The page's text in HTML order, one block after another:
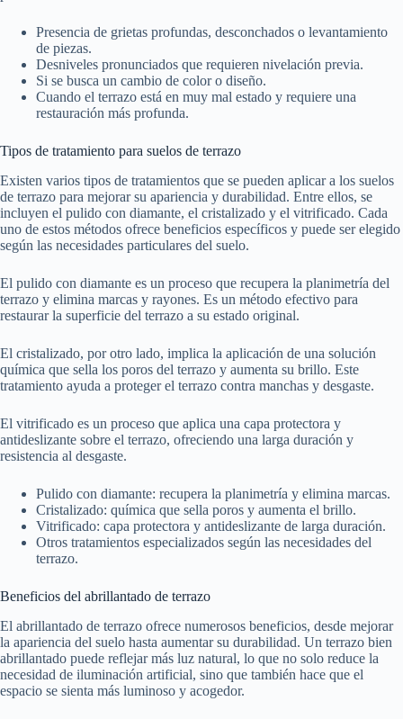
Presencia de grietas profundas, desconchados o levantamiento
de piezas.
Desniveles pronunciados que requieren nivelación previa.
Si se busca un cambio de color o diseño.
Cuando el terrazo está en muy mal estado y requiere una
restauración más profunda.
Tipos de tratamiento para suelos de terrazo
Existen varios tipos de tratamientos que se pueden aplicar a los suelos
de terrazo para mejorar su apariencia y durabilidad. Entre ellos, se
incluyen el pulido con diamante, el cristalizado y el vitrificado. Cada
uno de estos métodos ofrece beneficios específicos y puede ser elegido
según las necesidades particulares del suelo.
El pulido con diamante es un proceso que recupera la planimetría del
terrazo y elimina marcas y rayones. Es un método efectivo para
restaurar la superficie del terrazo a su estado original.
El cristalizado, por otro lado, implica la aplicación de una solución
química que sella los poros del terrazo y aumenta su brillo. Este
tratamiento ayuda a proteger el terrazo contra manchas y desgaste.
El vitrificado es un proceso que aplica una capa protectora y
antideslizante sobre el terrazo, ofreciendo una larga duración y
resistencia al desgaste.
Pulido con diamante: recupera la planimetría y elimina marcas.
Cristalizado: química que sella poros y aumenta el brillo.
Vitrificado: capa protectora y antideslizante de larga duración.
Otros tratamientos especializados según las necesidades del
terrazo.
Beneficios del abrillantado de terrazo
El abrillantado de terrazo ofrece numerosos beneficios, desde mejorar
la apariencia del suelo hasta aumentar su durabilidad. Un terrazo bien
abrillantado puede reflejar más luz natural, lo que no solo reduce la
necesidad de iluminación artificial, sino que también hace que el
espacio se sienta más luminoso y acogedor.